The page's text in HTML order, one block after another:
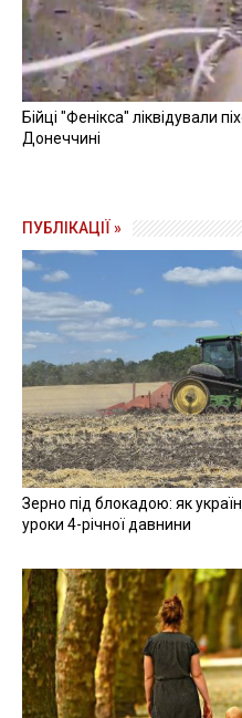
Бійці "Фенікса" ліквідували
Донеччині
ПУБЛІКАЦІЇ »
Зерно під блокадою: як
уроки 4-річної давнини